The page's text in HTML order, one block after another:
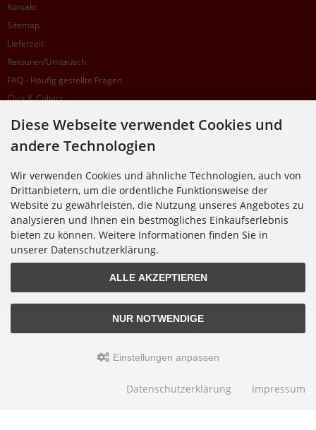
Kontakt
Sitemap
Lieferzeit
Retouren/Umtausch
FAQ - Häufig gestellte Fragen
Click & Collect
Cookie Einstellungen
SUPPORTHOTLINE
+49 (0) 7195 5874-22
Zu laufenden Aufträgen oder Fragen allgemein:
Montag, Dienstag, Donnerstag, Freitag: 10:00 - 16:00 Uhr
Mittwoch: 10:00 - 18:00 Uhr
* Kosten: normaler Ortstarif DE, mit Flatratevertrag natürlich kostenlos. Aus dem
Ausland fallen die jeweils geltenden Auslandsgebühren an. Anrufe aus dem Handynetz
Alle Preise inkl. gesetzl. MwSt. zzgl.Versandkosten. Die durchgestrichenen Preise
© 2026 Nixgut Onlineshop • Alle Rechte vorbehalten
Diese Webseite verwendet Cookies und
andere Technologien
Wir verwenden Cookies und ähnliche Technologien, auch von
Drittanbietern, um die ordentliche Funktionsweise der
Website zu gewährleisten, die Nutzung unseres Angebotes zu
analysieren und Ihnen ein bestmögliches Einkaufserlebnis
bieten zu können. Weitere Informationen finden Sie in
unserer Datenschutzerklärung.
ALLE AKZEPTIEREN
NUR NOTWENDIGE
Einstellungen anpassen
Datenschutzerklärung Impressum